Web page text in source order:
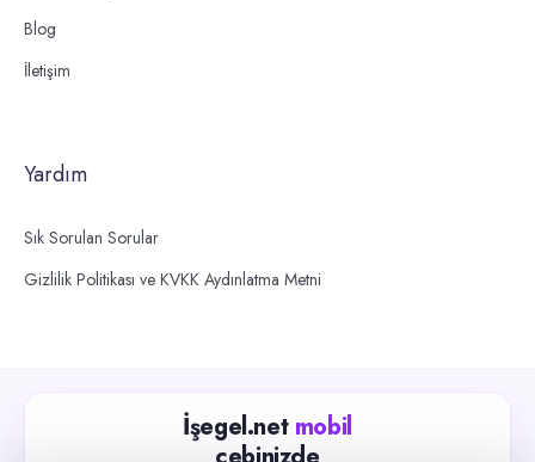
Blog
İletişim
Yardım
Sık Sorulan Sorular
Gizlilik Politikası ve KVKK Aydınlatma Metni
İşegel.net mobil